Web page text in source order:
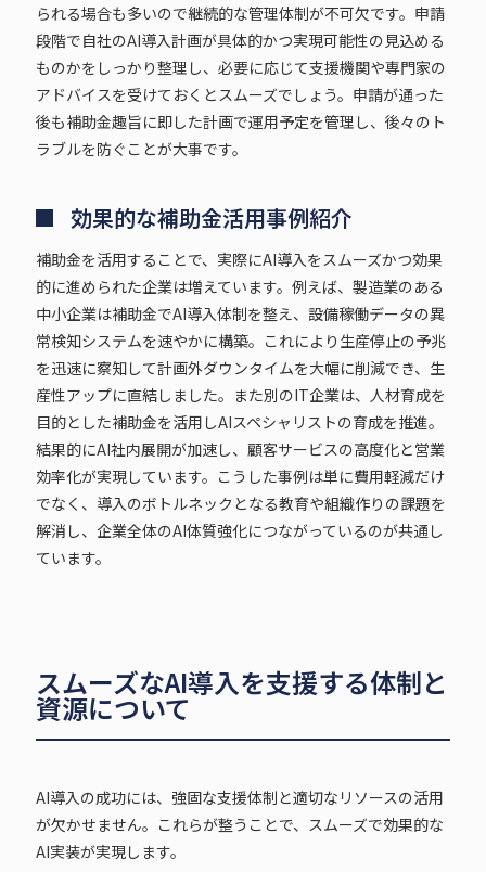
られる場合も多いので継続的な管理体制が不可欠です。申請
段階で自社のAI導入計画が具体的かつ実現可能性の見込める
ものかをしっかり整理し、必要に応じて支援機関や専門家の
アドバイスを受けておくとスムーズでしょう。申請が通った
後も補助金趣旨に即した計画で運用予定を管理し、後々のト
ラブルを防ぐことが大事です。
効果的な補助金活用事例紹介
補助金を活用することで、実際にAI導入をスムーズかつ効果
的に進められた企業は増えています。例えば、製造業のある
中小企業は補助金でAI導入体制を整え、設備稼働データの異
常検知システムを速やかに構築。これにより生産停止の予兆
を迅速に察知して計画外ダウンタイムを大幅に削減でき、生
産性アップに直結しました。また別のIT企業は、人材育成を
目的とした補助金を活用しAIスペシャリストの育成を推進。
結果的にAI社内展開が加速し、顧客サービスの高度化と営業
効率化が実現しています。こうした事例は単に費用軽減だけ
でなく、導入のボトルネックとなる教育や組織作りの課題を
解消し、企業全体のAI体質強化につながっているのが共通し
ています。
スムーズなAI導入を支援する体制と
資源について
AI導入の成功には、強固な支援体制と適切なリソースの活用
が欠かせません。これらが整うことで、スムーズで効果的な
AI実装が実現します。